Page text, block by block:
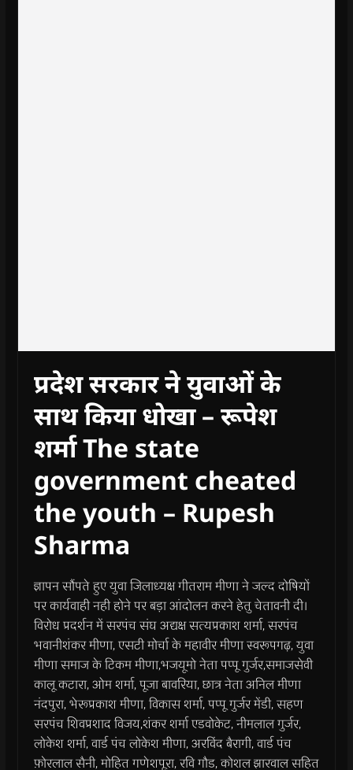
प्रदेश सरकार ने युवाओं के
साथ किया धोखा – रूपेश
शर्मा The state
government cheated
the youth – Rupesh
Sharma
ज्ञापन सौंपते हुए युवा जिलाध्यक्ष गीतराम मीणा ने जल्द दोषियों
पर कार्यवाही नही होने पर बड़ा आंदोलन करने हेतु चेतावनी दी।
विरोध प्रदर्शन में सरपंच संघ अद्यक्ष सत्यप्रकाश शर्मा, सरपंच
भवानीशंकर मीणा, एसटी मोर्चा के महावीर मीणा स्वरूपगढ़, युवा
मीणा समाज के टिकम मीणा,भजयूमो नेता पप्पू गुर्जर,समाजसेवी
कालू कटारा, ओम शर्मा, पूजा बावरिया, छात्र नेता अनिल मीणा
नंदपुरा, भेरूप्रकाश मीणा, विकास शर्मा, पप्पू गुर्जर मेंडी, सहण
सरपंच शिवप्रशाद विजय,शंकर शर्मा एडवोकेट, नीमलाल गुर्जर,
लोकेश शर्मा, वार्ड पंच लोकेश मीणा, अरविंद बैरागी, वार्ड पंच
फ़ोरलाल सैनी, मोहित गणेशपूरा, रवि गौड, कोशल झारवाल सहित